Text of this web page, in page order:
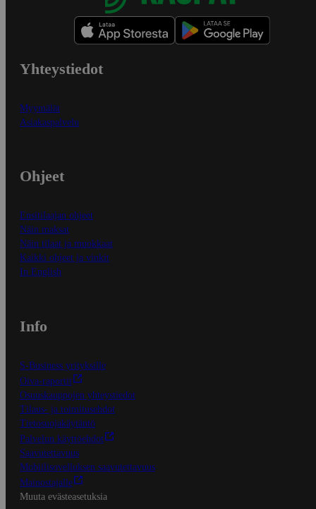
Yhteystiedot
Myymälät
Asiakaspalvelu
Ohjeet
Ensitilaajan ohjeet
Näin maksat
Näin tilaat ja muokkaat
Kaikki ohjeet ja vinkit
In English
Info
S-Business yrityksille
Oiva-raportit
Osuuskauppojen yhteystiedot
Tilaus- ja toimitusehdot
Tietosuojakäytäntö
Palvelun käyttöehdot
Saavutettavuus
Mobiilisovelluksen saavutettavuus
Mainostajalle
Muuta evästeasetuksia